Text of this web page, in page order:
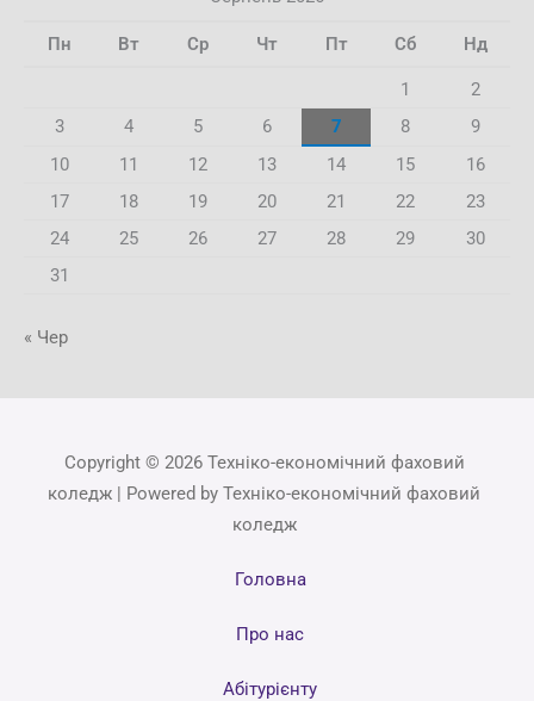
Пн Вт Ср Чт Пт Сб Нд
1
2
3
4 5 6 7 8
9
10
11 12 13 14 15
16
17
18 19 20 21 22
23
24
25 26 27 28 29
30
31
« Чер
Copyright © 2026 Техніко-економічний фаховий
коледж | Powered by Техніко-економічний фаховий
коледж
Головна
Про нас
Абітурієнту